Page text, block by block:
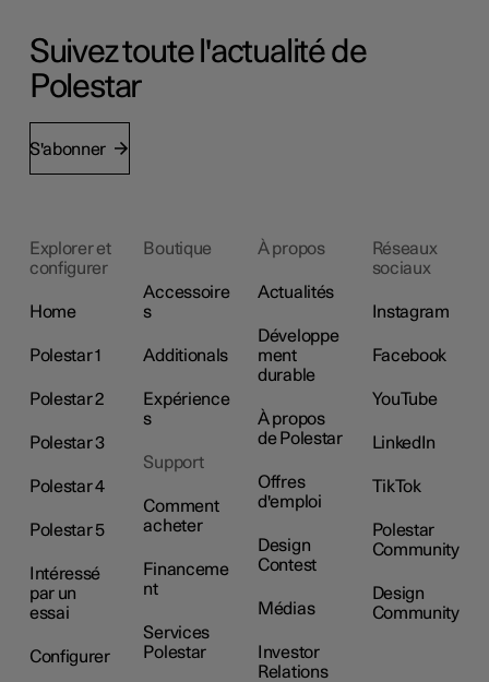
Suivez toute l'actualité de
Polestar
S'abonner
Explorer et
configurer
Home
Polestar 1
Polestar 2
Polestar 3
Polestar 4
Polestar 5
Intéressé
par un
essai
Configurer
Boutique
Accessoire
s
Additionals
Expérience
s
Support
Comment
acheter
Financeme
nt
Services
Polestar
À propos
Actualités
Développe
ment
durable
À propos
de Polestar
Offres
d'emploi
Design
Contest
Médias
Investor
Relations
Réseaux
sociaux
Instagram
Facebook
YouTube
LinkedIn
TikTok
Polestar
Community
Design
Community